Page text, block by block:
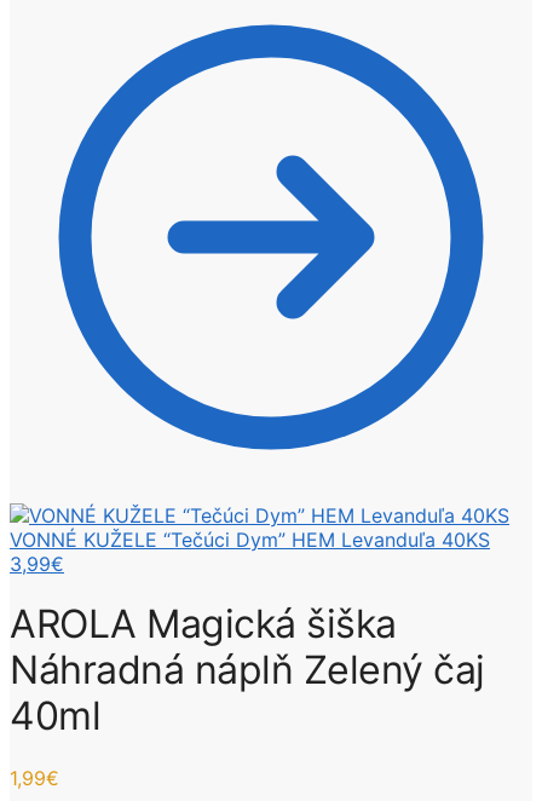
VONNÉ KUŽELE “Tečúci Dym” HEM Levanduľa 40KS
3,99€
AROLA Magická šiška
Náhradná náplň Zelený čaj
40ml
1,99€